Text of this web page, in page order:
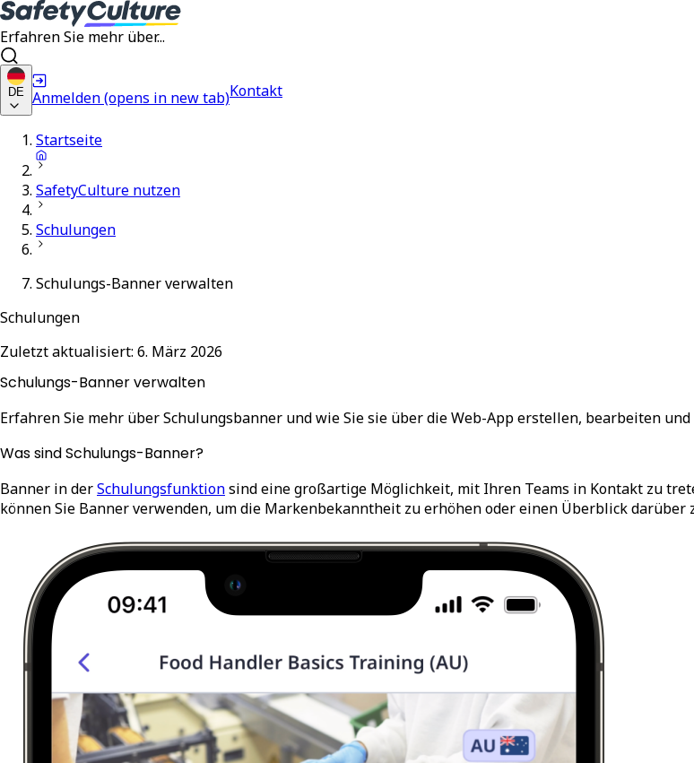
Erfahren Sie mehr über...
DE Anmelden(opens in new tab)Kontakt
Startseite
SafetyCulture nutzen
Schulungen
Schulungs-Banner verwalten
Schulungen
Zuletzt aktualisiert: 6. März 2026
Schulungs-Banner verwalten
Erfahren Sie mehr über Schulungsbanner und wie Sie sie über die Web-App erstellen, bearbeiten
Was sind Schulungs-Banner?
Banner in derSchulungsfunktionsind eine großartige Möglichkeit, mit Ihren Teams in Kontakt zu
können Sie Banner verwenden, um die Markenbekanntheit zu erhöhen oder einen Überblick